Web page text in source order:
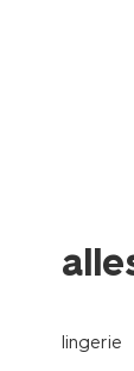
lingerie